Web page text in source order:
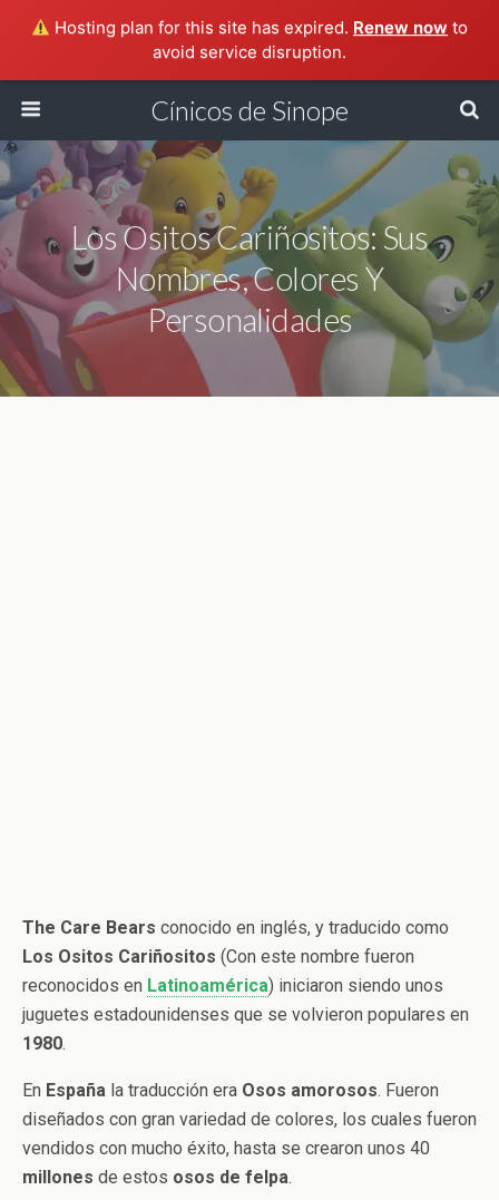
Hosting plan for this site has expired. Renew now to
avoid service disruption.
Cínicos de Sinope
Los Ositos Cariñositos: Sus
Nombres, Colores Y
Personalidades
The Care Bears conocido en inglés, y traducido como
Los Ositos Cariñositos (Con este nombre fueron
reconocidos en Latinoamérica) iniciaron siendo unos
juguetes estadounidenses que se volvieron populares en
1980.
En España la traducción era Osos amorosos. Fueron
diseñados con gran variedad de colores, los cuales fueron
vendidos con mucho éxito, hasta se crearon unos 40
millones de estos osos de felpa.